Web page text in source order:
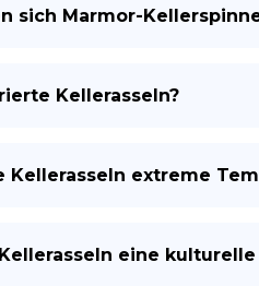
sich Marmor-
Kellerasseln?
Kellerasseln extreme
eine